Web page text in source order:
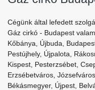
Cégünk által lefedett
Gáz cirkó - Budapest
Kőbánya, Újbuda,
Pestújhely, Újpalota,
Kispest, Pesterzsébet,
Erzsébetváros,
Békásmegyer, Újpest,